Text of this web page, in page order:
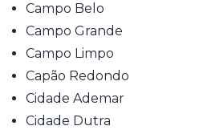
Campo Belo
Campo Grande
Campo Limpo
Capão Redondo
Cidade Ademar
Cidade Dutra